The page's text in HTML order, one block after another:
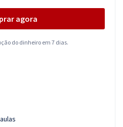
agora
do dinheiro em 7 dias.